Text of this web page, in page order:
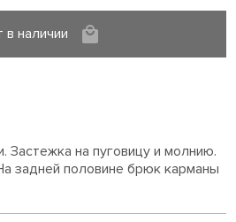
в наличии
на пуговицу и молнию.
задней половине брюк карманы